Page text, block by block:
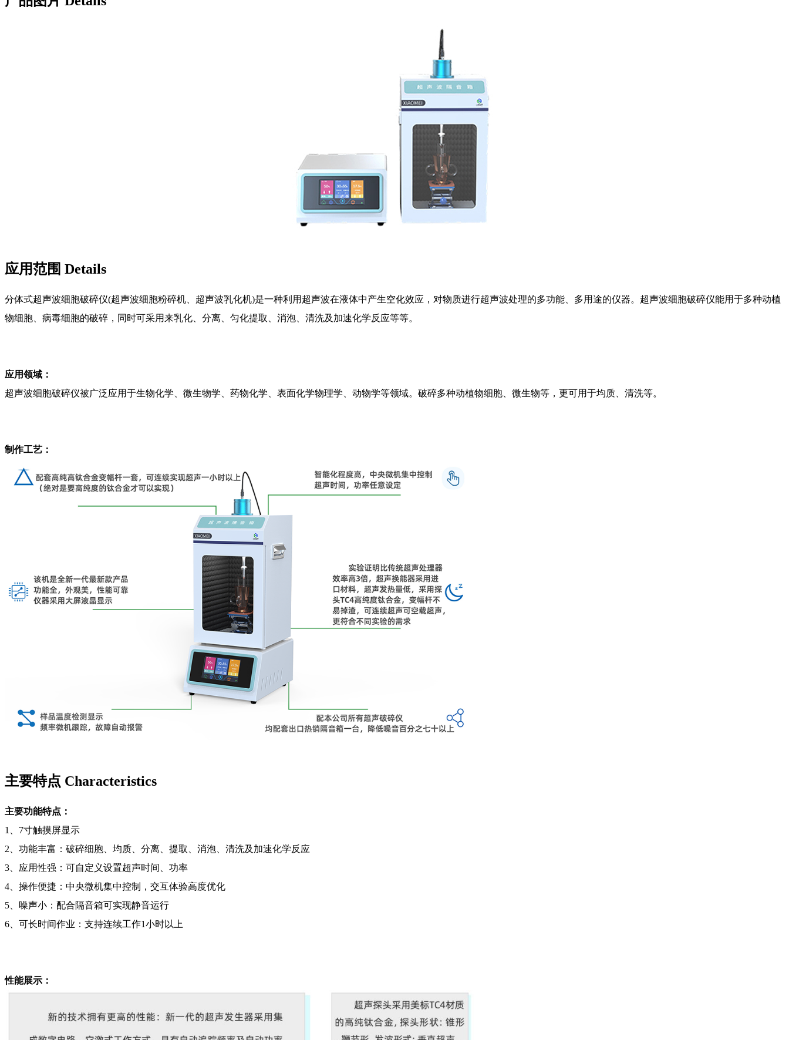
应用范围 Details
分体式超声波细胞破碎仪(超声波细胞粉碎机、超声波乳化机)是一种利用超声波在液体中产生空化效应，对物质进行超声波处理的多功能、多用途的仪器。超声波细胞破碎仪能用于多种动植
物细胞、病毒细胞的破碎，同时可采用来乳化、分离、匀化提取、消泡、清洗及加速化学反应等等。
应用领域：
超声波细胞破碎仪被广泛应用于生物化学、微生物学、药物化学、表面化学物理学、动物学等领域。破碎多种动植物细胞、微生物等，更可用于均质、清洗等。
制作工艺：
主要特点 Characteristics
主要功能特点：
1、7寸触摸屏显示
2、功能丰富：破碎细胞、均质、分离、提取、消泡、清洗及加速化学反应
3、应用性强：可自定义设置超声时间、功率
4、操作便捷：中央微机集中控制，交互体验高度优化
5、噪声小：配合隔音箱可实现静音运行
6、可长时间作业：支持连续工作1小时以上
性能展示：